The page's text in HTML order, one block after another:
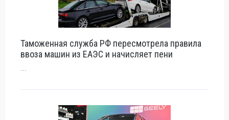
Таможенная служба РФ пересмотрела правила
ввоза машин из ЕАЭС и начисляет пени